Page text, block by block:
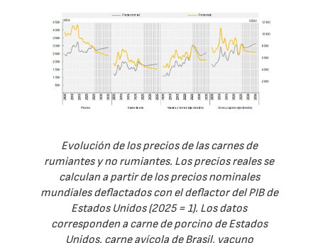
Evolución de los precios de las carnes de
rumiantes y no rumiantes. Los precios reales se
calculan a partir de los precios nominales
mundiales deflactados con el deflactor del PIB de
Estados Unidos (2025 = 1). Los datos
corresponden a carne de porcino de Estados
Unidos, carne avícola de Brasil, vacuno